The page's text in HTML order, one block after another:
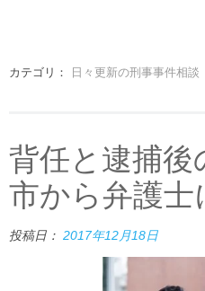
カテゴリ： 日々更新の刑事事件相談
背任と逮捕後
市から弁護士
投稿日： 2017年12月18日